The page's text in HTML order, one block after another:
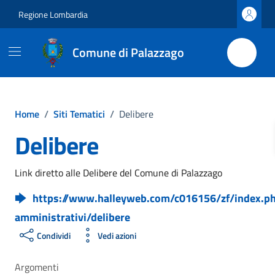
Regione Lombardia
Comune di Palazzago
Home / Siti Tematici / Delibere
Delibere
Link diretto alle Delibere del Comune di Palazzago
https://www.halleyweb.com/c016156/zf/
amministrativi/delibere
Condividi Vedi azioni
Argomenti